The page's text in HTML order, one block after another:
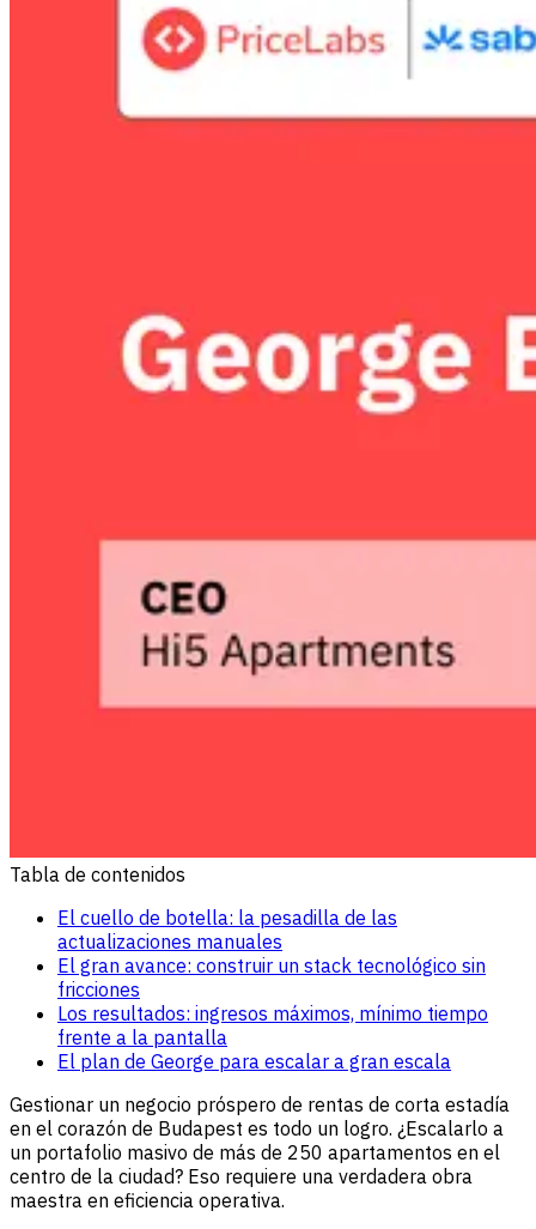
Tabla de contenidos
El cuello de botella: la pesadilla de las
actualizaciones manuales
El gran avance: construir un stack tecnológico sin
fricciones
Los resultados: ingresos máximos, mínimo tiempo
frente a la pantalla
El plan de George para escalar a gran escala
Gestionar un negocio próspero de rentas de corta estadía
en el corazón de Budapest es todo un logro. ¿Escalarlo a
un portafolio masivo de más de 250 apartamentos en el
centro de la ciudad? Eso requiere una verdadera obra
maestra en eficiencia operativa.